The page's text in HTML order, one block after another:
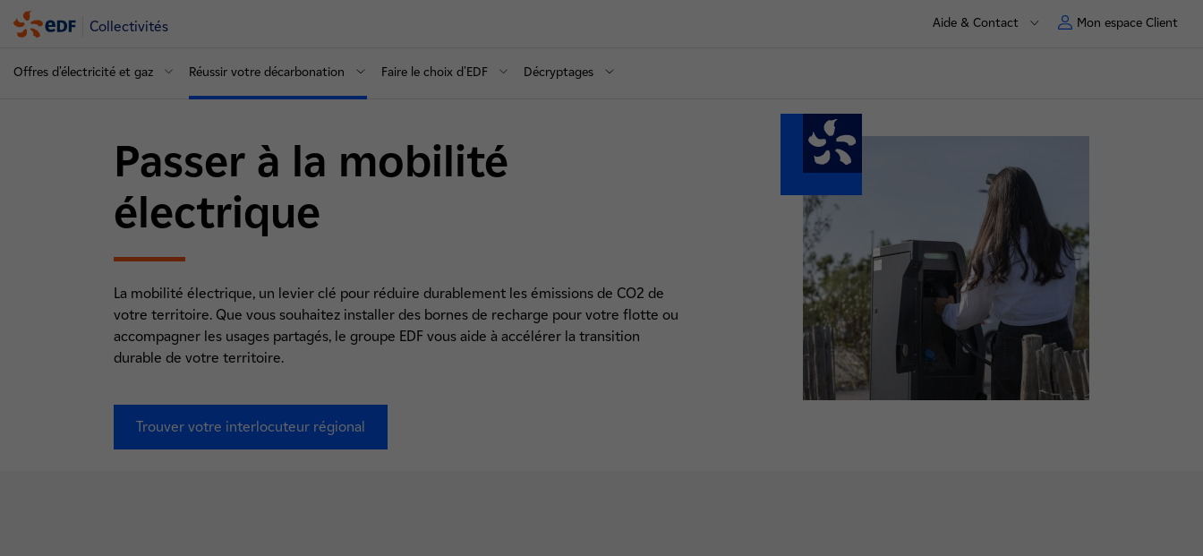
Collectivités Aide & Contact Mon espace Client
Offres d'électricité et gaz Réussir votre décarbonation Faire le choix d'EDF Décryptages
Passer à la mobilité
électrique
La mobilité électrique, un levier clé pour réduire durablement les émissions de CO2 de
votre territoire. Que vous souhaitez installer des bornes de recharge pour votre flotte ou
accompagner les usages partagés, le groupe EDF vous aide à accélérer la transition
durable de votre territoire.
Trouver votre interlocuteur régional